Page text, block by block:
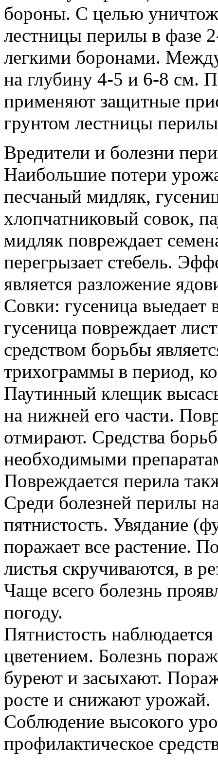
бороны. С целью
лестницы перилы в фазе
легкими боронами.
на глубину 4-5 и 6-8 см.
применяют защитные
грунтом лестницы
Вредители и болезни
Наибольшие потери
песчаный мидляк,
хлопчатниковый совок,
мидляк повреждает
перегрызает стебель.
является разложение
Совки: гусеница выедает
гусеница повреждает
средством борьбы
трихограммы в период,
Паутинный клещик
на нижней его части.
отмирают. Средства
необходимыми
Повреждается перила
Среди болезней перилы
пятнистость. Увядание
поражает все растение.
листья скручиваются, в
Чаще всего болезнь
погоду.
Пятнистость
цветением. Болезнь
буреют и засыхают.
росте и снижают урожай.
Соблюдение высокого
профилактическое